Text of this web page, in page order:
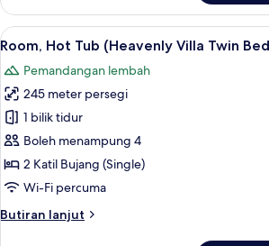
Forest
Corner
Suite
Bed
with
Butler
Service
Lihat
semua
foto
untuk
Room,
Hot
Tub
(Heavenly
Twin
Peralatan
5
Room, Hot Tub (Heavenly Villa Twin
Pemandangan lembah
245 meter persegi
1 bilik tidur
Boleh menampung 4
2 Katil Bujang (Single)
Wi-Fi percuma
Butiran lanjut
Butiran